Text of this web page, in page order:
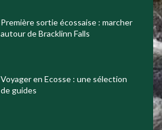
Première sortie écossaise : marcher
autour de Bracklinn Falls
Voyager en Ecosse : une sélection
de guides